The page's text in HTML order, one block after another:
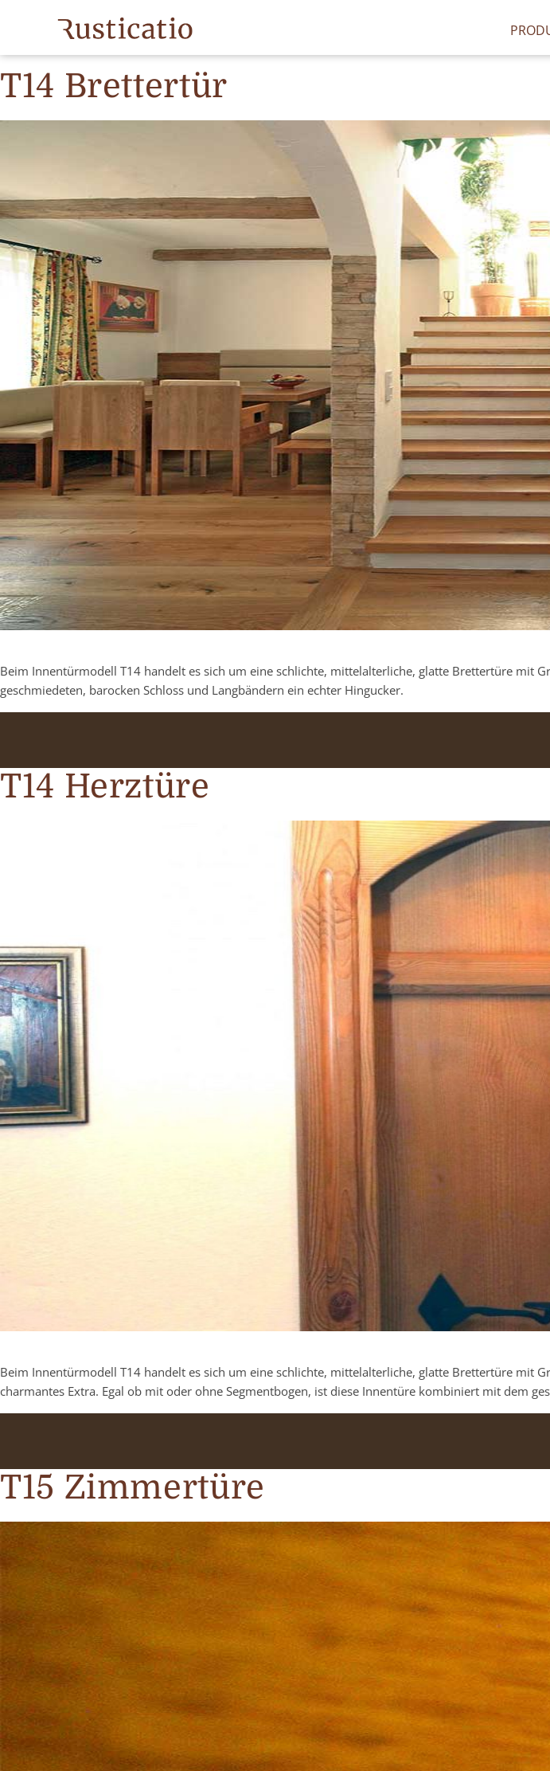
Produkt category:
T14 Brettertür
Beim Innentürmodell T14 handelt es sich um eine schlichte, mittelalterliche, glatte Brettertüre mit
geschmiedeten, barocken Schloss und Langbändern ein echter Hingucker.
T14 Herztüre
Beim Innentürmodell T14 handelt es sich um eine schlichte, mittelalterliche, glatte Brettertüre mit
charmantes Extra. Egal ob mit oder ohne Segmentbogen, ist diese Innentüre kombiniert mit dem
T15 Zimmertüre